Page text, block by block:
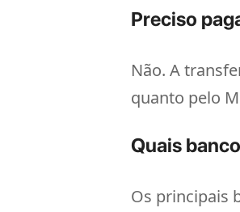
Preciso
Não. A
quanto pelo
Quais
Os principais